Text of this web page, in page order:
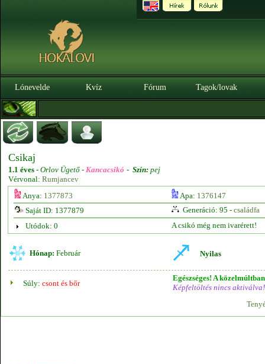
Lónevelde Kvíz Fórum Tagok/lovak
Csikaj
1.1 éves - Orlov Ügető - Kancacsikó - Szín: pej
Vérvonal: Rumjancev
Anya: 1377873 Apa: 1376147
Saját ID: 1377879
Generáció: 95 - családfa
Utódok: 0
A csikó még nem ivarérett!
Hónap: Február Nyilas
Súly: csont és bőr
Egészséges! A
Képfeltöltés nincs aktiválva!